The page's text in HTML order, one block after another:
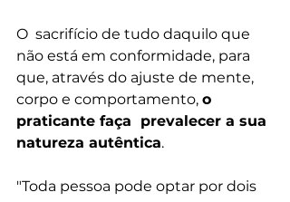
O  sacrifício de tudo daquilo que
não está em conformidade, para
que, através do ajuste de mente,
corpo e comportamento, o
praticante faça  prevalecer a sua
natureza autêntica.
"Toda pessoa pode optar por dois